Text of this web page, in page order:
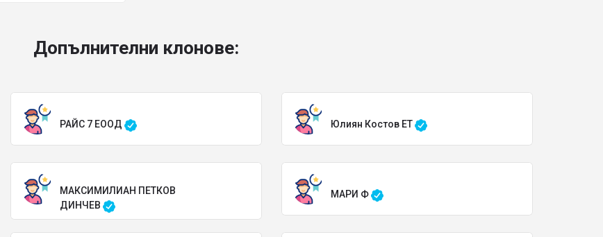
Допълнителни клонове:
РАЙС 7 ЕООД Юлиян Костов ЕТ
МАКСИМИЛИАН ПЕТКОВ
ДИНЧЕВ
МАРИ Ф